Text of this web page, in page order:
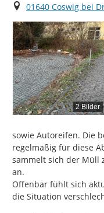
Ort
01640 Coswig bei
2 Bilder
sowie Autoreifen. Die
regelmäßig für diese
sammelt sich der Müll
an.
Offenbar fühlt sich
die Situation